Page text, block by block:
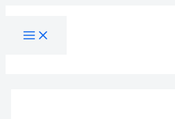
content
e